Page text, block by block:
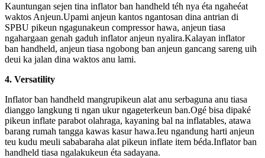
Kauntungan sejen tina inflator ban handheld téh nya éta ngaheéat
waktos Anjeun.Upami anjeun kantos ngantosan dina antrian di
SPBU pikeun ngagunakeun compressor hawa, anjeun tiasa
ngahargaan genah gaduh inflator anjeun nyalira.Kalayan inflator
ban handheld, anjeun tiasa ngobong ban anjeun gancang sareng uih
deui ka jalan dina waktos anu lami.
4. Versatility
Inflator ban handheld mangrupikeun alat anu serbaguna anu tiasa
dianggo langkung ti ngan ukur ngageterkeun ban.Ogé bisa dipaké
pikeun inflate parabot olahraga, kayaning bal na inflatables, atawa
barang rumah tangga kawas kasur hawa.Ieu ngandung harti anjeun
teu kudu meuli sababaraha alat pikeun inflate item béda.Inflator ban
handheld tiasa ngalakukeun éta sadayana.